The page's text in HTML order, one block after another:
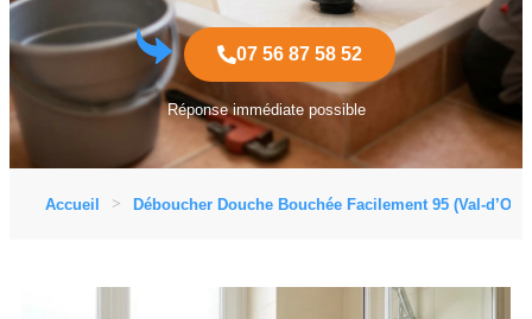
07 56 87 58 52
Réponse immédiate possible
Accueil Déboucher Douche Bouchée Facilement 95 (Val-